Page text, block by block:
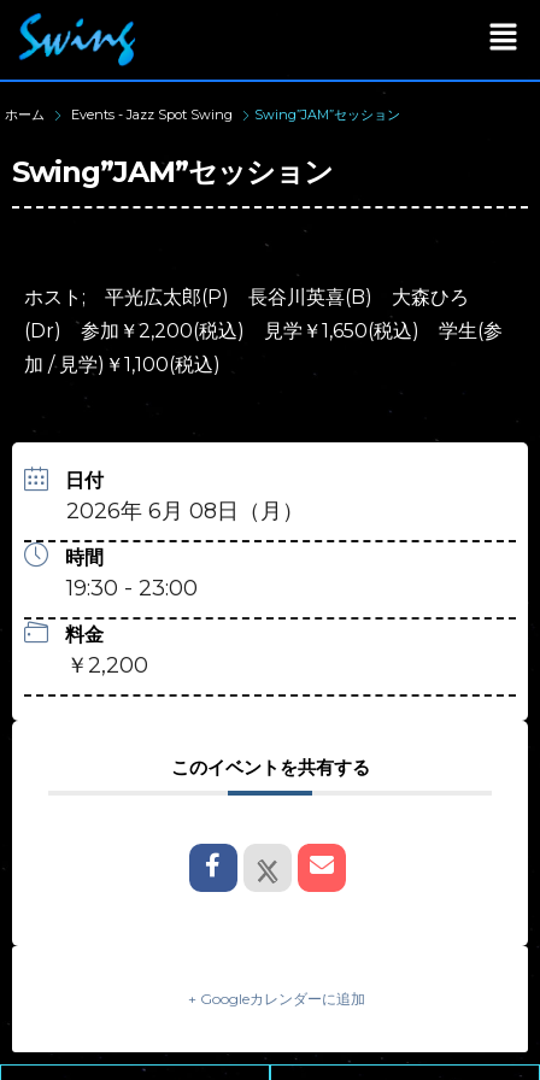
ホーム Events - Jazz Spot Swing Swing”JAM”セッション
Swing”JAM”セッション
ホスト; 平光広太郎(P) 長谷川英喜(B) 大森ひろ
(Dr) 参加￥2,200(税込) 見学￥1,650(税込) 学生(参
加 / 見学)￥1,100(税込)
日付
2026年 6月 08日（月）
時間
19:30 - 23:00
料金
￥2,200
このイベントを共有する
+ Googleカレンダーに追加